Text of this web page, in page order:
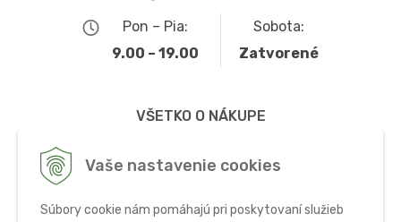
Vaše nastavenie cookies
Súbory cookie nám pomáhajú pri poskytovaní služieb
Pon – Pia:
9.00 – 19.00
Sobota:
Zatvorené
VŠETKO O NÁKUPE